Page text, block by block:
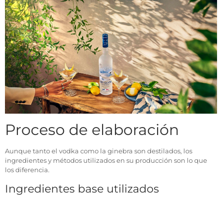
Proceso de elaboración
Aunque tanto el vodka como la ginebra son destilados, los
ingredientes y métodos utilizados en su producción son lo que
los diferencia.
Ingredientes base utilizados